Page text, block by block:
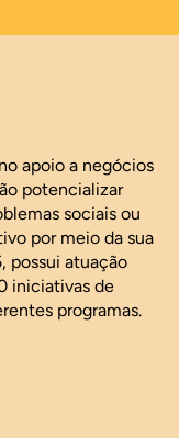
apoio a negócios
potencializar
sociais ou
por meio da sua
possui atuação
iniciativas de
programas.